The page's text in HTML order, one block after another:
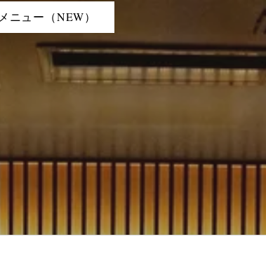
メニュー（NEW）